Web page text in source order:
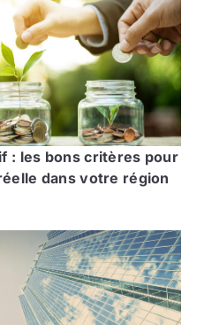
: les bons critères pour
dans votre région